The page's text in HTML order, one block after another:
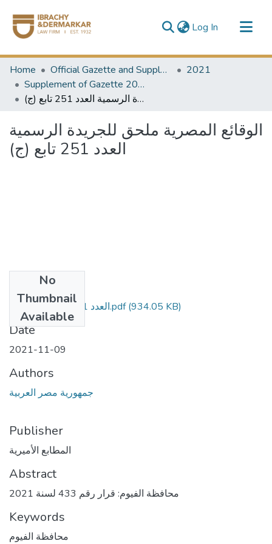
Log In (current)
Communities & Collections
All of DSpace
Home Official Gazette and Supplement
2021
Supplement of Gazette 2021
الوقائع المصرية ملحق للجريدة الرسمية العدد 251 تابع (ج)
الوقائع المصرية ملحق للجريدة الرسمية
العدد 251 تابع (ج)
No
Thumbnail
Available
العدد 251 تابع ج مؤمن.pdf(934.05 KB)
Date
2021-11-09
Authors
جمهورية مصر العربية
Publisher
المطابع الأميرية
Abstract
محافظة الفيوم: قرار رقم 433 لسنة 2021
Keywords
محافظة الفيوم